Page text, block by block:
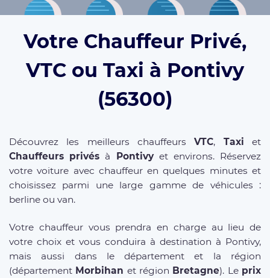
Votre Chauffeur Privé,
VTC ou Taxi à Pontivy
(56300)
Découvrez les meilleurs chauffeursVTC, Taxi et
Chauffeurs privés à Pontivyet environs. Réservez
votre voiture avec chauffeur en quelques minutes et
choisissez parmi une large gamme de véhicules :
berline ou van.
Votre chauffeur vous prendra en charge au lieu de
votre choix et vous conduira à destination à Pontivy,
mais aussi dans le département et la région
(département Morbihan et région Bretagne). Le prix